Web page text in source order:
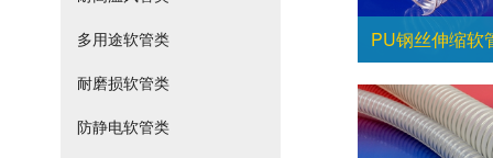
多用途软管类
耐磨损软管类
防静电软管类
PU钢丝伸缩软